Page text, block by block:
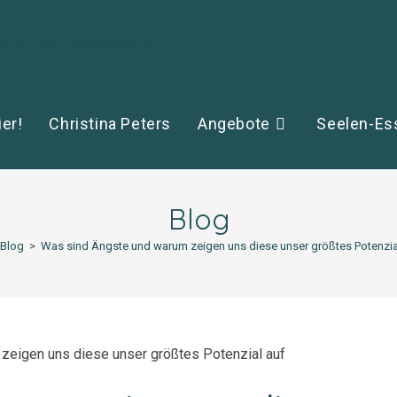
Christina Peters Angebote Seelen-
Blog
Blog > Was sind Ängste und warum zeigen uns diese unser größtes